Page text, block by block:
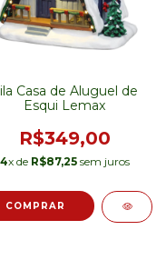
Casa de Aluguel de
Esqui Lemax
R$349,00
4x de R$87,25sem juros